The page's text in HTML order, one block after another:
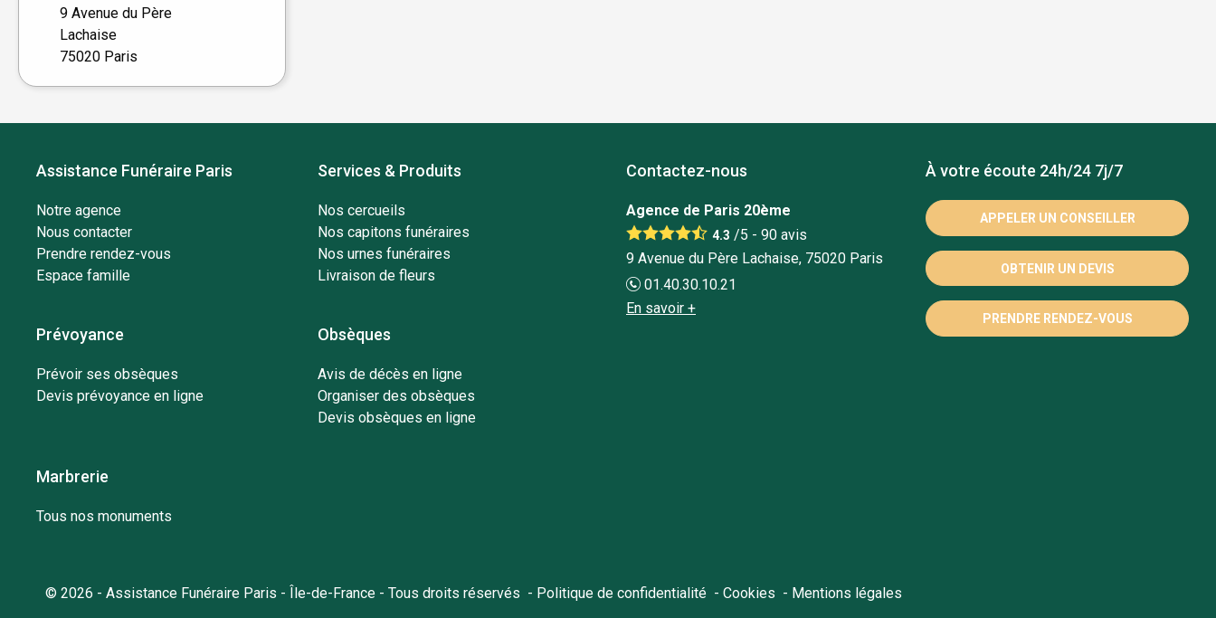
9 Avenue du Père
Lachaise
75020 Paris
Assistance Funéraire Paris
Notre agence
Nous contacter
Prendre rendez-vous
Espace famille
Services & Produits
Nos cercueils
Nos capitons funéraires
Nos urnes funéraires
Livraison de fleurs
Prévoyance
Prévoir ses obsèques
Devis prévoyance en ligne
Obsèques
Avis de décès en ligne
Organiser des obsèques
Devis obsèques en ligne
Marbrerie
Tous nos monuments
Contactez-nous
Agence de Paris 20ème
4.3 /5 - 90 avis
9 Avenue du Père Lachaise, 75020 Paris
01.40.30.10.21
En savoir +
À votre écoute 24h/24 7j/7
APPELER UN CONSEILLER
OBTENIR UN DEVIS
PRENDRE RENDEZ-VOUS
© 2026 - Assistance Funéraire Paris - Île-de-France - Tous droits réservés Politique de confidentialité Cookies Mentions légales